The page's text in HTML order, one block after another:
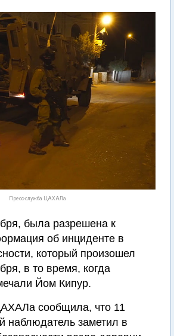
Пресс-служба ЦАХАЛа
была разрешена к
об инциденте в
который произошел
в то время, когда
Йом Кипур.
сообщила, что 11
наблюдатель заметил в